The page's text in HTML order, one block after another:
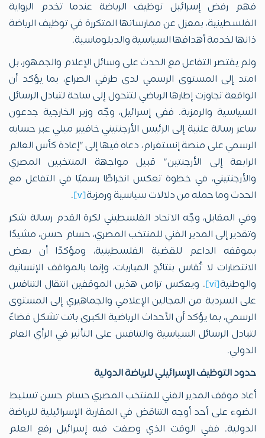
فهم رفض إسرائيل توظيف الرياضة عندما تخدم الرواية
الفلسطينية، بمعزل عن ممارساتها المتكررة في توظيف الرياضة
ذاتها لخدمة أهدافها السياسية والدبلوماسية.
ولم يقتصر التفاعل مع الحدث على وسائل الإعلام والجمهور، بل
امتد إلى المستوى الرسمي لدى طرفي الصراع، بما يؤكد أن
الواقعة تجاوزت إطارها الرياضي لتتحول إلى ساحة لتبادل الرسائل
السياسية والرمزية. ففي إسرائيل، وجّه وزير الخارجية جدعون
ساعر رسالة علنية إلى الرئيس الأرجنتيني خافيير ميلي عبر حسابه
الرسمي على منصة إنستغرام، دعاه فيها إلى "إعادة كأس العالم
الرابعة إلى الأرجنتين" قبيل مواجهة المنتخبين المصري
والأرجنتيني، في خطوة تعكس انخراطًا رسميًا في التفاعل مع
الحدث وما حمله من دلالات سياسية ورمزية[v]
.
وفي المقابل، وجّه الاتحاد الفلسطيني لكرة القدم رسالة شكر
وتقدير إلى المدير الفني للمنتخب المصري، حسام حسن، مشيدًا
بموقفه الداعم للقضية الفلسطينية، ومؤكدًا أن بعض
الانتصارات لا تُقاس بنتائج المباريات، وإنما بالمواقف الإنسانية
والوطنية[vi]
. ويعكس تزامن هذين الموقفين انتقال التنافس
على السردية من المجالين الإعلامي والجماهيري إلى المستوى
الرسمي، بما يؤكد أن الأحداث الرياضية الكبرى باتت تشكل فضاءً
لتبادل الرسائل السياسية والتنافس على التأثير في الرأي العام
الدولي.
حدود التوظيف الإسرائيلي للرياضة الدولية
أعاد موقف المدير الفني للمنتخب المصري حسام حسن تسليط
الضوء على أحد أوجه التناقض في المقاربة الإسرائيلية للرياضة
الدولية. ففي الوقت الذي وصفت فيه إسرائيل رفع العلم